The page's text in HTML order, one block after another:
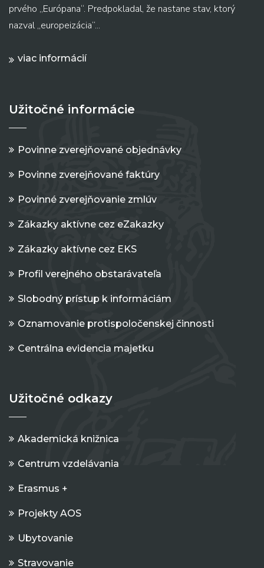
prvého „Európana“. Predpokladal, že nastane stav, ktorý
nazval „europeizácia“...
viac informácií
Užitočné informácie
Povinne zverejňované objednávky
Povinne zverejňované faktúry
Povinné zverejňovanie zmlúv
Zákazky aktívne cez eZakazky
Zákazky aktívne cez EKS
Profil verejného obstarávateľa
Slobodný prístup k informáciám
Oznamovanie protispoločenskej činnosti
Centrálna evidencia majetku
Užitočné odkazy
Akademická knižnica
Centrum vzdelávania
Erasmus +
Projekty AOS
Ubytovanie
Stravovanie